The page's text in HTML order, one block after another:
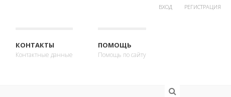
ВХОД РЕГИСТРАЦИЯ
КОНТАКТЫ
Контактные данные
ПОМОЩЬ
Помощь по сайту